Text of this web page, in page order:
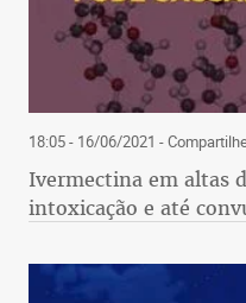
18:05 - 16/06/2021 -
Ivermectina em altas
intoxicação e até